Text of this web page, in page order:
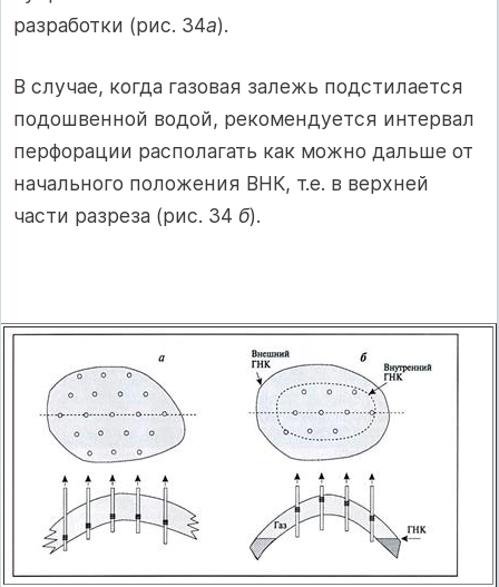
разработки (рис. 34а).
В случае, когда газовая залежь подстилается
подошвенной водой, рекомендуется интервал
перфорации располагать как можно дальше от
начального положения ВНК, т.е. в верхней
части разреза (рис. 34 б).